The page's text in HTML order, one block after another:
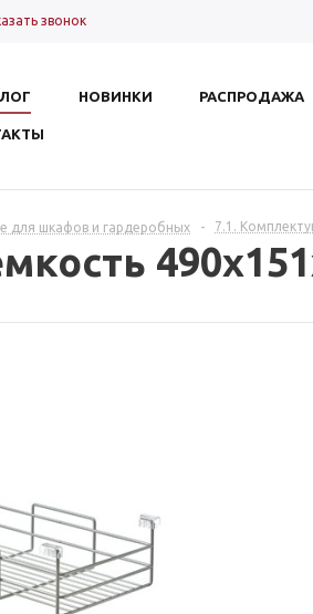
звонок
НОВИНКИ РАСПРОДАЖА
для шкафов и гардеробных - 7.1.